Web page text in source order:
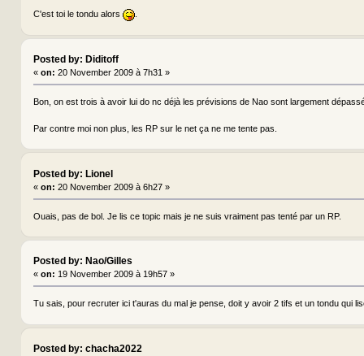
C'est toi le tondu alors .
Posted by: Diditoff
« on: 20 November 2009 à 7h31 »
Bon, on est trois à avoir lui do nc déjà les prévisions de Nao sont largement
Par contre moi non plus, les RP sur le net ça ne me tente pas.
Posted by: Lionel
« on: 20 November 2009 à 6h27 »
Ouais, pas de bol. Je lis ce topic mais je ne suis vraiment pas tenté par un RP.
Posted by: Nao/Gilles
« on: 19 November 2009 à 19h57 »
Tu sais, pour recruter ici t'auras du mal je pense, doit y avoir 2 tifs et un tondu qui
Posted by: chacha2022